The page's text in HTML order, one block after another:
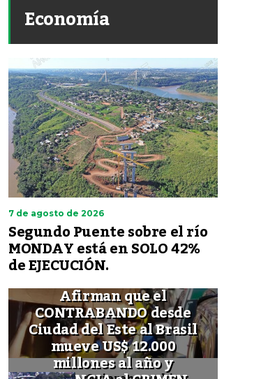
Economía
7 de agosto de 2026
Segundo Puente sobre el río
MONDAY está en SOLO 42%
de EJECUCIÓN.
Afirman que el
CONTRABANDO desde
Ciudad del Este al Brasil
mueve US$ 12.000
millones al año y